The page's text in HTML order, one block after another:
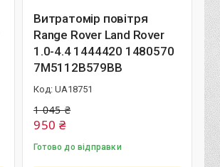
Витратомір повітря
Range Rover Land Rover
1.0-4.4 1444420 1480570
7M5112B579BB
UA18751
1 045 ₴
950 ₴
Готово до відправки